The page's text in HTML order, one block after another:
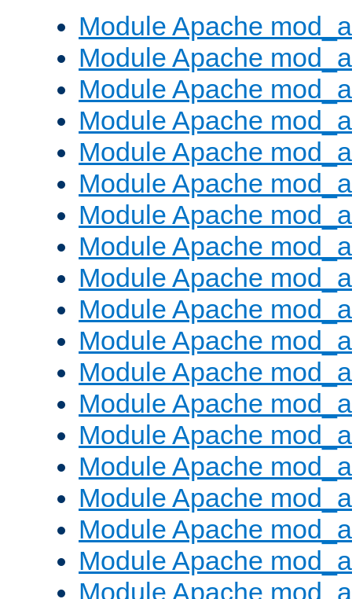
Module Apache
Module Apache
Module Apache
Module Apache
Module Apache
Module Apache
Module Apache
Module Apache
Module Apache
Module Apache
Module Apache
Module Apache
Module Apache
Module Apache
Module Apache
Module Apache
Module Apache
Module Apache
Module Apache